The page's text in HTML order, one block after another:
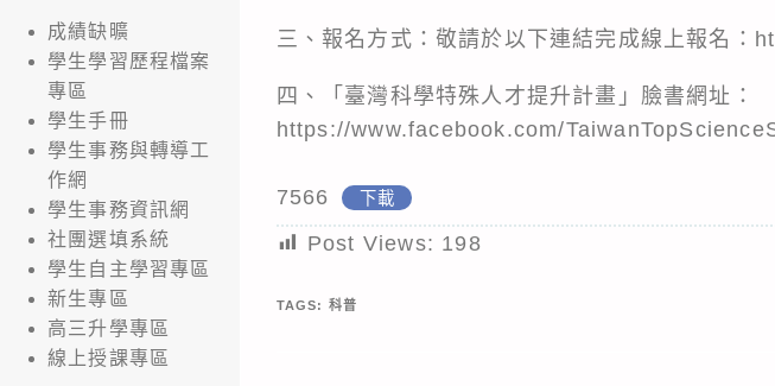
三、報名方式：敬請於以下連結完成線上報名
四、「臺灣科學特殊人才提升計畫」臉書網址：
https://www.facebook.com/
7566 下載
Post Views: 198
TAGS: 科普
成績缺曠
學生學習歷程檔案
專區
學生手冊
學生事務與轉導工
作網
學生事務資訊網
社團選填系統
學生自主學習專區
新生專區
高三升學專區
線上授課專區